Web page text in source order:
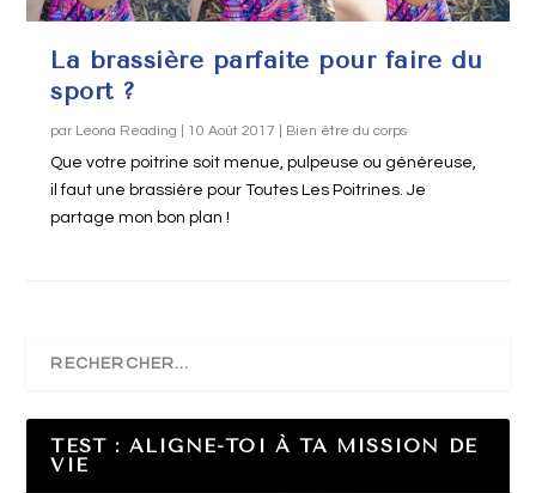
La brassière parfaite pour faire du
sport ?
par Leona Reading 10 Août 2017 Bien être du corps
Que votre poitrine soit menue, pulpeuse ou généreuse,
il faut une brassière pour Toutes Les Poitrines. Je
partage mon bon plan !
TEST : ALIGNE-TOI À TA MISSION DE
VIE